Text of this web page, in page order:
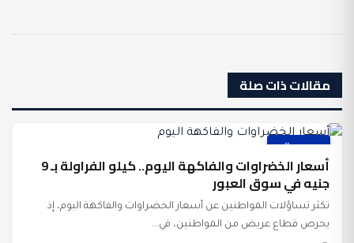
مقالات ذات صلة
أسعار الخضراوات والفاكهة اليوم.. كيلو الفراولة بـ 9
جنيه في سوق العبور
تكثر تساؤلات المواطنين عن أسعار الخضراوات والفاكهة اليوم، إذ
يحرص قطاع عريض من المواطنين، في...